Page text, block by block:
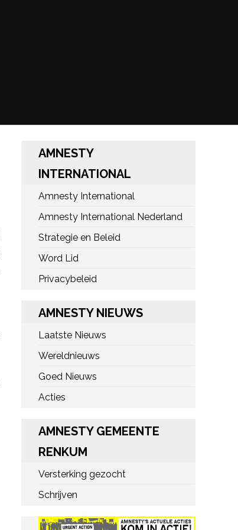
AMNESTY
INTERNATIONAL
Amnesty International
Amnesty International Nederland
Strategie en Beleid
Word Lid
Privacybeleid
AMNESTY NIEUWS
Laatste Nieuws
Wereldnieuws
Goed Nieuws
Acties
AMNESTY GEMEENTE
RENKUM
Versterking gezocht
Schrijven